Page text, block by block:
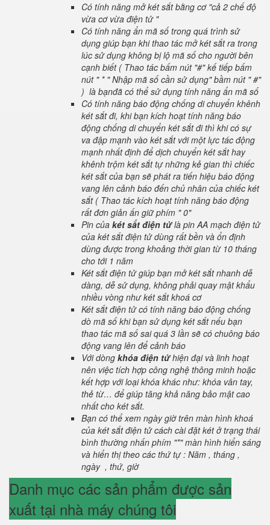
Có tính năng mở két sắt bằng cơ "cả 2 chế độ
vừa cơ vừa điện tử "
Có tính năng ẩn mã số trong quá trình sử
dụng giúp bạn khi thao tác mở két sắt ra trong
lúc sử dụng không bị lộ mã số cho người bên
cạnh biết ( Thao tác bấm nút "#" kế tiếp bấm
nút " * " Nhập mã số cần sử dụng" bầm nút " #"
) là bạnđã có thể sử dụng tính năng ẩn mã số
Có tính năng báo động chống di chuyển khênh
két sắt đi, khi bạn kích hoạt tính năng báo
động chống di chuyển két sắt đi thì khi có sự
va đập mạnh vào két sắt với một lực tác động
mạnh nhất định để dịch chuyển két sắt hay
khênh trộm két sắt tự những kẻ gian thì chiếc
két sắt của bạn sẽ phát ra tiến hiệu báo động
vang lên cảnh báo đến chủ nhân của chiếc két
sắt ( Thao tác kích hoạt tính năng báo động
rất đơn giản ấn giữ phím " 0"
Pin của két sắt điện tửlà pin AA mạch điện tử
của két sắt điện tử dùng rất bền và ổn định
dùng được trong khoảng thời gian từ 10 tháng
cho tới 1 năm
Két sắt điện tử giúp bạn mở két sắt nhanh dễ
dàng, dễ sử dụng, không phải quay mật khẩu
nhiều vòng như két sắt khoá cơ
Két sắt điện tử có tính năng báo động chống
dò mã số khi bạn sử dụng két sắt nếu bạn
thao tác mã số sai quá 3 lần sẽ có chuông báo
động vang lên để cảnh báo
Với dòng khóa điện tửhiện đại và linh hoạt
nên việc tích hợp công nghệ thông minh hoặc
kết hợp với loại khóa khác như: khóa vân tay,
thẻ từ… để giúp tăng khả năng bảo mật cao
nhất cho két sắt.
Bạn có thể xem ngày giờ trên màn hình khoá
của két sắt điện tử cách cài đặt két ở trạng thái
bình thường nhấn phím "*" màn hình hiển sáng
và hiển thị theo các thứ tự : Năm , tháng ,
ngày , thứ, giờ
Danh mục các sản phẩm được sản
xuất tại nhà máy chúng tôi